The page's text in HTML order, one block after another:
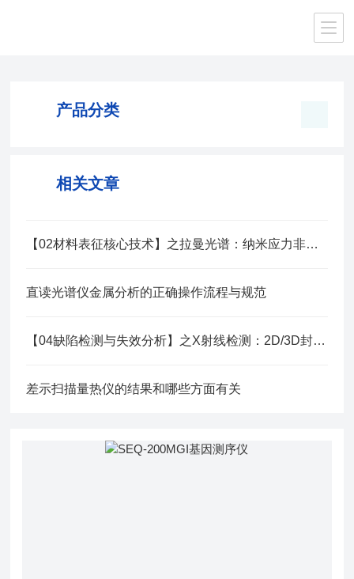
基因测序仪
产品分类
相关文章
【02材料表征核心技术】之拉曼光谱：纳米应力非接触测量方案
直读光谱仪金属分析的正确操作流程与规范
【04缺陷检测与失效分析】之X射线检测：2D/3D封装分析系统
差示扫描量热仪的结果和哪些方面有关